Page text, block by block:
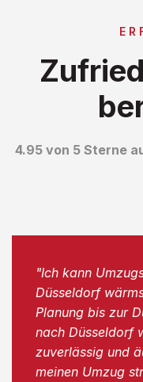
4.95 von 5 Sterne
"Ich kann
Düsseldorf
Planung bis zur
nach Düsseldorf
zuverlässig und
meinen Umzug